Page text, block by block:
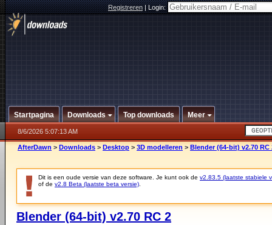
Registreren|Login:
Startpagina Downloads Top downloads Meer
8/6/2026 5:07:13 AM
AfterDawn > Downloads > Desktop > 3D modelleren > Blender (64-bit) v2.70 RC
Dit is een oude versie van deze software. Je kunt ook de v2.83.5 (laatste stabiele
of de v2.8 Beta (laatste beta versie)
Blender (64-bit) v2.70 RC 2